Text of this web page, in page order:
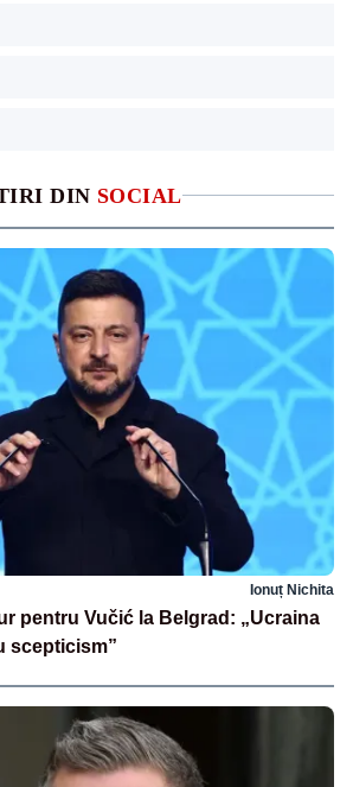
DIN SOCIAL
Ionuț Nichita
pentru Vučić la Belgrad: „Ucraina
scepticism”